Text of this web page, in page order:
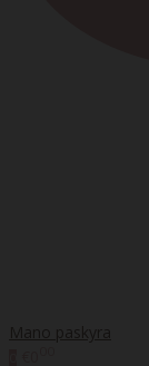
Mano paskyra